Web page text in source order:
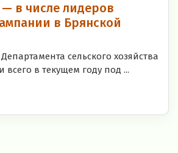
в числе лидеров
в Брянской
сельского хозяйства
всего в текущем году под ...